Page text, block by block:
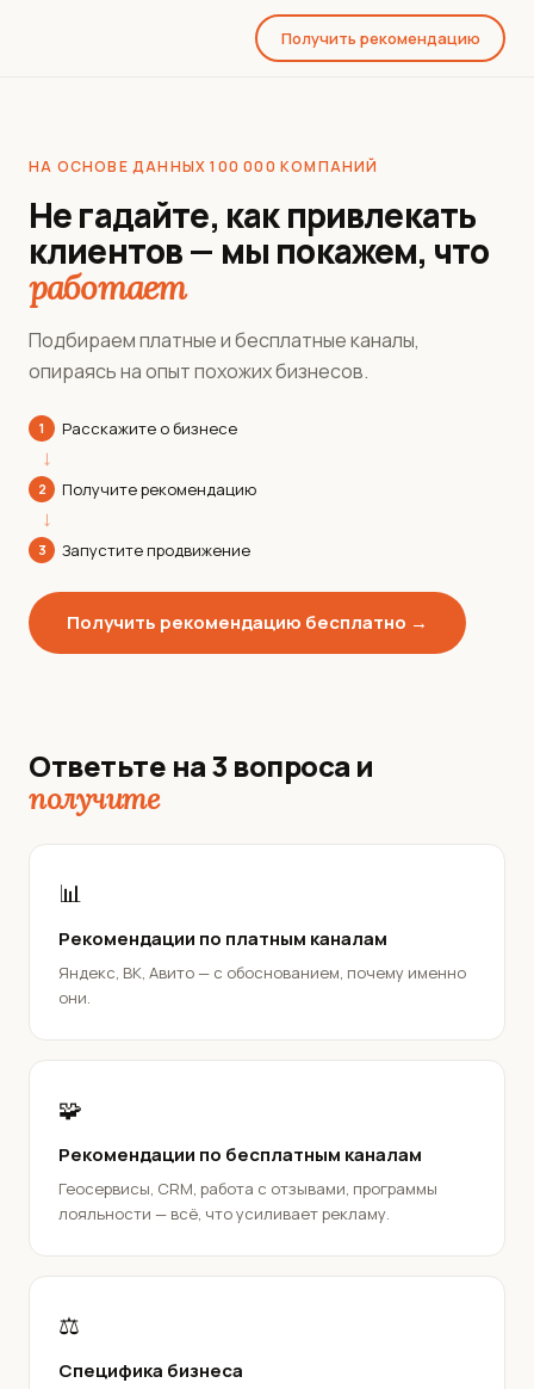
Получить рекомендацию
НА ОСНОВЕ ДАННЫХ 100 000 КОМПАНИЙ
Не гадайте, как привлекать
клиентов — мы покажем, что
работает
Подбираем платные и бесплатные каналы,
опираясь на опыт похожих бизнесов.
1
Расскажите о бизнесе
→
2
Получите рекомендацию
→
3 Запустите продвижение
Получить рекомендацию бесплатно →
Ответьте на 3 вопроса и
получите
📊
Рекомендации по платным каналам
Яндекс, ВК, Авито — с обоснованием, почему именно
они.
🧩
Рекомендации по бесплатным каналам
Геосервисы, CRM, работа с отзывами, программы
лояльности — всё, что усиливает рекламу.
⚖️
Специфика бизнеса